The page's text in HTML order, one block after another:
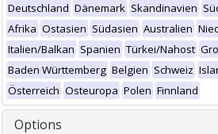
Deutschland Dänemark Skandinavien
Afrika Ostasien Südasien Australien
Italien/Balkan Spanien Türkei/Nahost
Baden Württemberg Belgien Schweiz
Österreich Osteuropa Polen Finnland
Options